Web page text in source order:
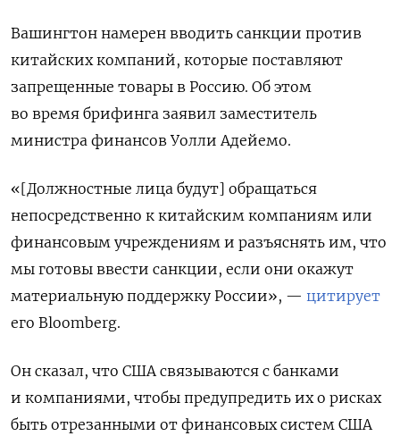
Вашингтон намерен вводить санкции против
китайских компаний, которые поставляют
запрещенные товары в Россию. Об этом
во время брифинга заявил заместитель
министра финансов Уолли Адейемо.
«[Должностные лица будут] обращаться
непосредственно к китайским компаниям или
финансовым учреждениям и разъяснять им, что
мы готовы ввести санкции, если они окажут
материальную поддержку России», — цитирует
его Bloomberg.
Он сказал, что США связываются с банками
и компаниями, чтобы предупредить их о рисках
быть отрезанными от финансовых систем США